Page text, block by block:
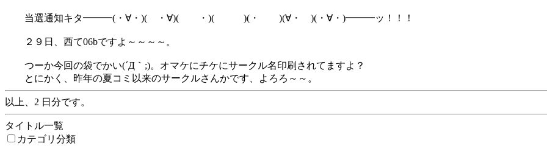
当選通知キタ━━━(・∀・)( ・∀)( ・)( )(・ )(∀・ )(・∀・)━━━ッ！！！
２９日、西て06bですよ～～～～。
つーか今回の袋でかい(´Д｀;)。オマケにチケにサークル名印刷されてますよ？
とにかく、昨年の夏コミ以来のサークルさんかです、よろろ～～。
以上、2 日分です。
タイトル一覧
カテゴリ分類